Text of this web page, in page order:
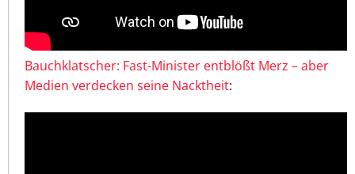
Bauchklatscher: Fast-Minister entblößt Merz – aber
Medien verdecken seine Nacktheit: